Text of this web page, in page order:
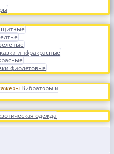
инфракрасные
фиолетовые
Вибраторы и
одежда